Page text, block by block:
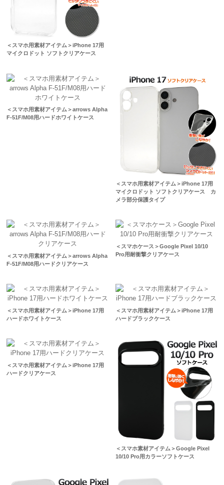
＜スマホ用素材アイテム＞iPhone 17用
マイクロドット ソフトクリアケース
＜スマホ用素材アイテム＞arrows Alpha
F-51F/M08用ハードホワイトケース
＜スマホ用素材アイテム＞iPhone 17用
マイクロドット ソフトクリアケース カ
メラ部分保護タイプ
＜スマホ用素材アイテム＞arrows Alpha
F-51F/M08用ハードクリアケース
＜スマホケース＞Google Pixel 10/10
Pro用耐衝撃クリアケース
＜スマホ用素材アイテム＞iPhone 17用
ハードホワイトケース
＜スマホ用素材アイテム＞iPhone 17用
ハードブラックケース
＜スマホ用素材アイテム＞iPhone 17用
ハードクリアケース
＜スマホ素材アイテム＞Google Pixel
10/10 Pro用カラーソフトケース